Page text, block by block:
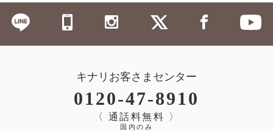
キナリお客さまセンター
0120-47-8910
〈 通話料無料 〉
国内のみ